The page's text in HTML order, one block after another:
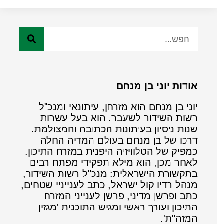
אודות יוני בן מנחם
יוני בן מנחם הוא מזרחן, עיתונאי ומנכ"ל
רשות השידור לשעבר. הוא בעל עשרות
שנות ניסיון בעיתונות הכתובה והמצולמת.
דרכו של בן מנחם בעולם המדיה החלה
כמפיק של הטלוויזיה היפנית במזרח התיכון.
לאחר מכן, הוא מילא תפקידי מפתח רבים
בתקשורת הישראלית: מנכ"ל רשות השידור,
מנהל רדיו קול ישראל, כתב לענייניי שטחים,
כתב ופרשן מדיני, פרשן לענייני המזרח
התיכון ועורך ראשי ומגיש התוכנית 'מגזין
המזה"ת'.